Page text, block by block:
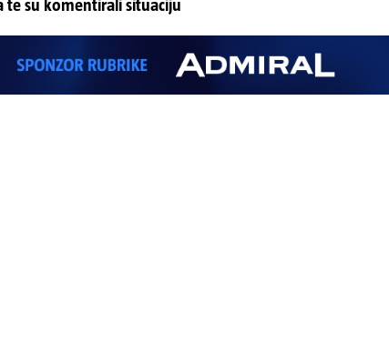
te su komentirali situaciju